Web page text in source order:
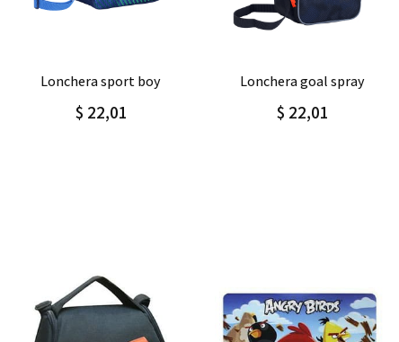
Agregar Detalle
lonchera goal spray
$ 22,01
Agregar Detalle
lonchera happy gradient
$16,00 $20,00